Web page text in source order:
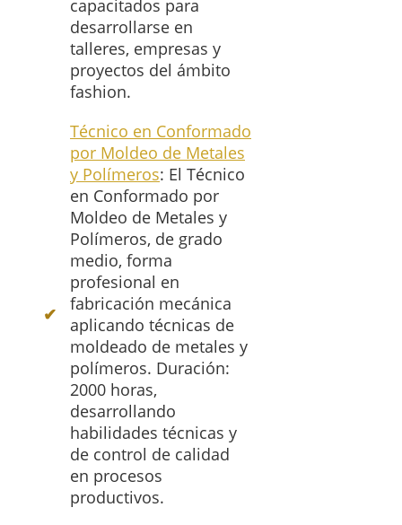
capacitados para
desarrollarse en
talleres, empresas y
proyectos del ámbito
fashion.
Técnico en Conformado
por Moldeo de Metales
y Polímeros: El Técnico
en Conformado por
Moldeo de Metales y
Polímeros, de grado
medio, forma
profesional en
fabricación mecánica
aplicando técnicas de
moldeado de metales y
polímeros. Duración:
2000 horas,
desarrollando
habilidades técnicas y
de control de calidad
en procesos
productivos.